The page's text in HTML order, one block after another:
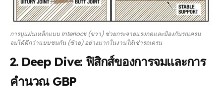
การปูแผ่นเหล็กแบบ Interlock (ขวา) ช่วยกระจายแรงกดและป้องกันรถเครน
จมได้ดีกว่าแบบชนกัน (ซ้าย) อย่างมากในงานให้เช่ารถเครน
2. Deep Dive: ฟิสิกส์ของการจมและการ
คำนวณ GBP